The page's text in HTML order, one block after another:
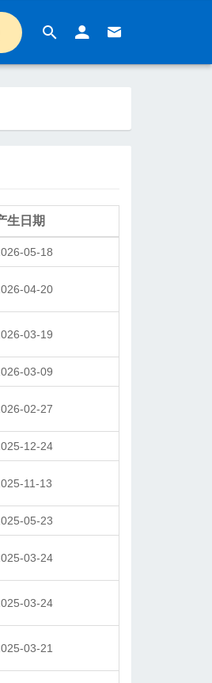
公示公告
人民政府公报
财政资金
网上评议
生日期
05-18
04-20
03-19
03-09
02-27
12-24
11-13
05-23
03-24
03-24
03-21